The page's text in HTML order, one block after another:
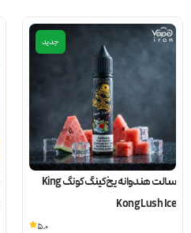
جدید
سالت هندوانه یخ کینگ کونگ King
Kong Lush Ice
5.0